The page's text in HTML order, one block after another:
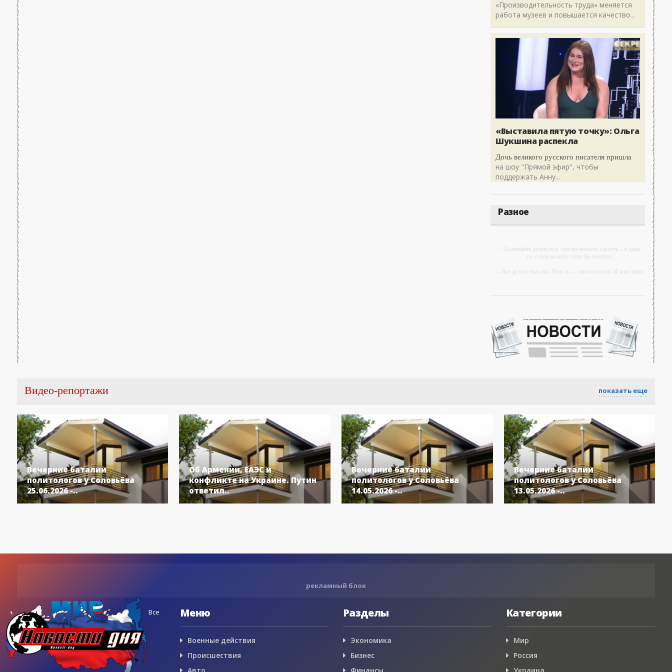
«Производительность труда» меняется
работа музеев и повышается качество...
«Выставила пятую точку»: Ольга
Шукшина распекла
Дочь великого русского писателя пришла
на шоу "Прямой эфир", чтобы
поддержать Анну...
Разное
-- Начинайте делать все, что вы можете сделать – и даже
то, о чем можете хотя бы мечтать.
-- Все дело в мыслях. Мысль — начало всего. И мыслями
-- Самое большое богатство — это ум. Самая большая
нищета — глупость. Из всех страхов самый пугающий —
самолюбование.
-- Лучшее, что можно сделать с хорошим советом, это
Видео-репортажи показать еще
Вечерние баталии
политологов у Соловьёва
25.06.2026 -..
Об Армении, ЕАЭС и
конфликте на Украине. Путин
ответил..
Вечерние баталии
политологов у Соловьёва
14.05.2026 -..
Вечерние баталии
политологов у Соловьёва
13.05.2026 -..
рекламный блок
Все Меню
Военные действия
Происшествия
Разделы
Экономика
Бизнес
Категории
Мир
Россия